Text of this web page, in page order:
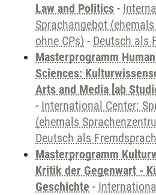
Law and Politics -
Sprachangebot
ohne CPs) - Deutsch als
Masterprogramm
Sciences:
Arts and Media [ab
- International Center:
(ehemals
Deutsch als
Masterprogramm
Kritik der Gegenwart -
Geschichte -